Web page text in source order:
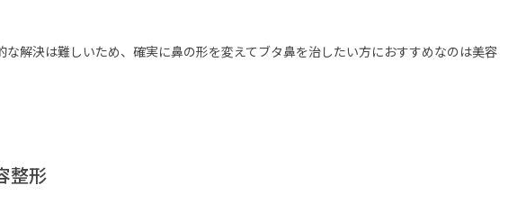
な解決は難しいため、確実に鼻の形を変えてブタ鼻を治したい方におすすめなのは美容
整形